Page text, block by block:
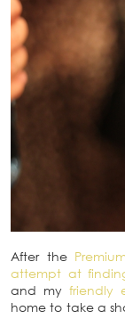
After the
attempt at
and myfriendly
home to take a